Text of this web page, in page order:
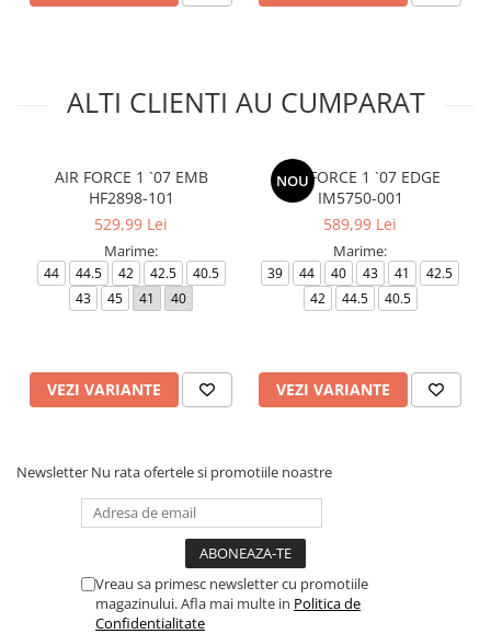
ALTI CLIENTI AU CUMPARAT
AIR FORCE 1 `07 EMB
HF2898-101
529,99 Lei
Marime:
44 44.5 42 42.5
40.5
43
45 41 40
VEZI VARIANTE
NOU
AIR FORCE 1 `07 EDGE
IM5750-001
589,99 Lei
Marime:
39 44 40 43 41
42.5
42
44.5 40.5
VEZI VARIANTE
Newsletter Nu rata ofertele si promotiile noastre
Vreau sa primesc newsletter cu promotiile
magazinului. Afla mai multe in Politica de
Confidentialitate